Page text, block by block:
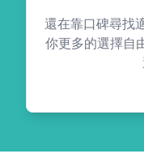
還在靠口碑尋找
你更多的選擇自